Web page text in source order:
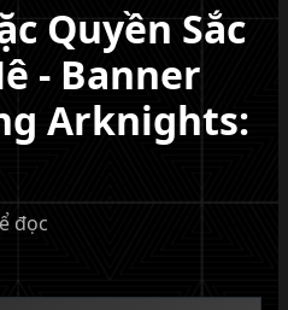
Quyền Sắc
- Banner
Arknights:
đọc